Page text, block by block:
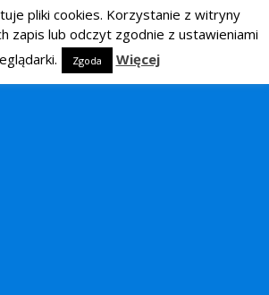
pliki cookies. Korzystanie z witryny
zapis lub odczyt zgodnie z ustawieniami
Zgoda Więcej